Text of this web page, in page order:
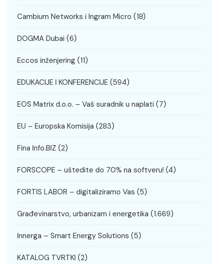
Cambium Networks i Ingram Micro (18)
DOGMA Dubai (6)
Eccos inženjering (11)
EDUKACIJE I KONFERENCIJE (594)
EOS Matrix d.o.o. – Vaš suradnik u naplati (7)
EU – Europska Komisija (283)
Fina Info.BIZ (2)
FORSCOPE – uštedite do 70% na softveru! (4)
FORTIS LABOR – digitaliziramo Vas (5)
Građevinarstvo, urbanizam i energetika (1.669)
Innerga – Smart Energy Solutions (5)
KATALOG TVRTKI (2)